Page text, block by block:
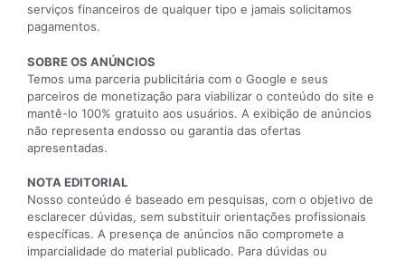
serviços financeiros de qualquer tipo e jamais solicitamos
pagamentos.
SOBRE OS ANÚNCIOS
Temos uma parceria publicitária com o Google e seus
parceiros de monetização para viabilizar o conteúdo do site e
mantê-lo 100% gratuito aos usuários. A exibição de anúncios
não representa endosso ou garantia das ofertas
apresentadas.
NOTA EDITORIAL
Nosso conteúdo é baseado em pesquisas, com o objetivo de
esclarecer dúvidas, sem substituir orientações profissionais
específicas. A presença de anúncios não compromete a
imparcialidade do material publicado. Para dúvidas ou